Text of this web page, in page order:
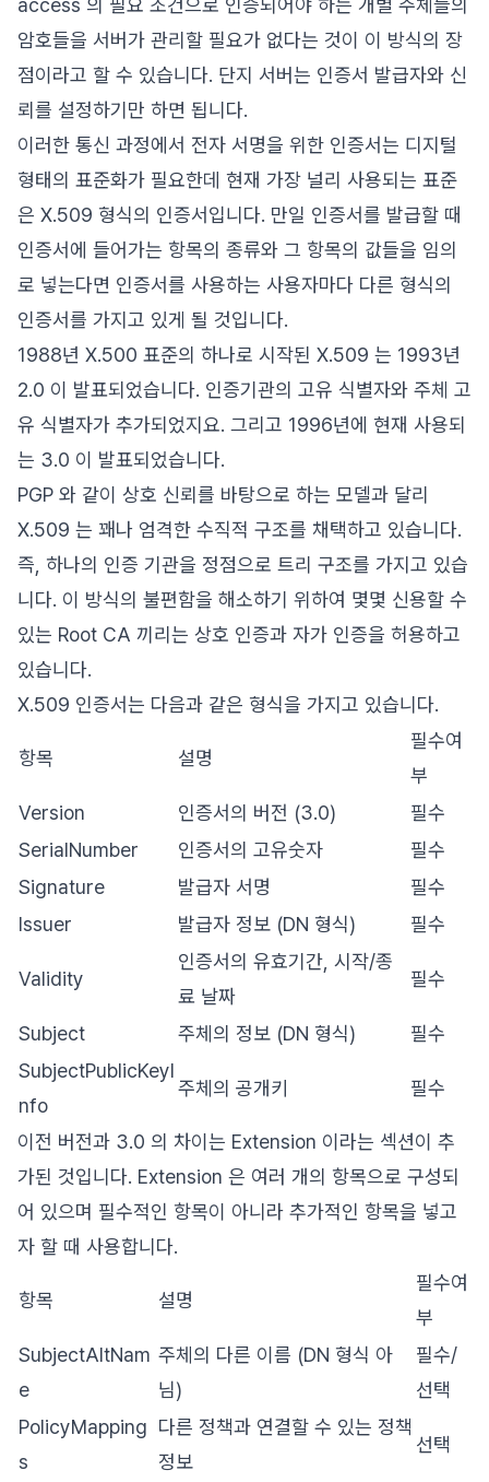
access 의 필요 조건으로 인증되어야 하는 개별 주체들의
암호들을 서버가 관리할 필요가 없다는 것이 이 방식의 장
점이라고 할 수 있습니다. 단지 서버는 인증서 발급자와 신
뢰를 설정하기만 하면 됩니다.
이러한 통신 과정에서 전자 서명을 위한 인증서는 디지털
형태의 표준화가 필요한데 현재 가장 널리 사용되는 표준
은 X.509 형식의 인증서입니다. 만일 인증서를 발급할 때
인증서에 들어가는 항목의 종류와 그 항목의 값들을 임의
로 넣는다면 인증서를 사용하는 사용자마다 다른 형식의
인증서를 가지고 있게 될 것입니다.
1988년 X.500 표준의 하나로 시작된 X.509 는 1993년
2.0 이 발표되었습니다. 인증기관의 고유 식별자와 주체 고
유 식별자가 추가되었지요. 그리고 1996년에 현재 사용되
는 3.0 이 발표되었습니다.
PGP 와 같이 상호 신뢰를 바탕으로 하는 모델과 달리
X.509 는 꽤나 엄격한 수직적 구조를 채택하고 있습니다.
즉, 하나의 인증 기관을 정점으로 트리 구조를 가지고 있습
니다. 이 방식의 불편함을 해소하기 위하여 몇몇 신용할 수
있는 Root CA 끼리는 상호 인증과 자가 인증을 허용하고
있습니다.
X.509 인증서는 다음과 같은 형식을 가지고 있습니다.
항목 설명
필수여
부
Version
인증서의 버전 (3.0)
필수
SerialNumber
인증서의 고유숫자
필수
Signature
발급자 서명
필수
Issuer
발급자 정보 (DN 형식) 필수
Validity
인증서의 유효기간, 시작/종
료 날짜
필수
Subject 주체의 정보 (DN 형식)
필수
SubjectPublicKeyI
nfo
주체의 공개키 필수
이전 버전과 3.0 의 차이는 Extension 이라는 섹션이 추
가된 것입니다. Extension 은 여러 개의 항목으로 구성되
어 있으며 필수적인 항목이 아니라 추가적인 항목을 넣고
자 할 때 사용합니다.
항목 설명
필수여
부
SubjectAltNam
e
주체의 다른 이름 (DN 형식 아
님)
필수/
선택
PolicyMapping
s
다른 정책과 연결할 수 있는 정책
정보
선택